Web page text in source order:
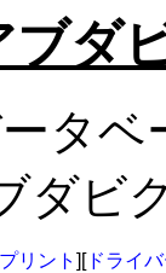
ブダ
タ
ダビ
リント ][ドライ